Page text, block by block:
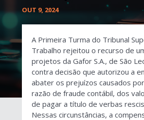
OUT 9, 2024
A Primeira Turma do Tribunal
Trabalho rejeitou o recurso de
projetos da Gafor S.A., de São
contra decisão que autorizou a
abater os prejuízos causados
razão de fraude contábil, dos
de pagar a título de verbas
Nessas circunstâncias, a